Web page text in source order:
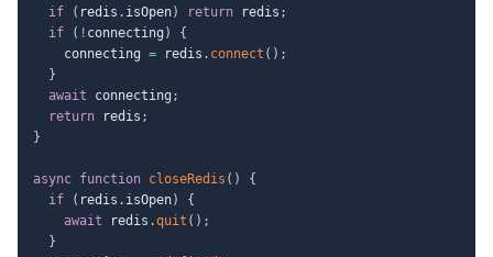
if
( redis . isOpen) return redis ;
if
( ! connecting )
{
    connecting
= redis . connect ( ) ;
}
await connecting ;
return redis ;
}
async function closeRedis ( )
{
if
( redis . isOpen)
{
await redis .quit ( ) ;
}